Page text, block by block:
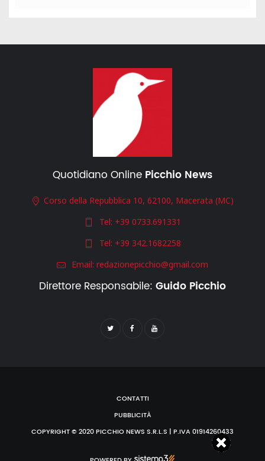
Quotidiano Online Picchio News
Corso della Repubblica 10, 62100, Macerata (MC)
Tel: +39 0733.691331
Tel: +39 342.1682258
Email: redazionepicchio@gmail.com
Direttore Responsabile: Guido Picchio
CONTATTI
PUBBLICITÀ
COPYRIGHT © 2020 PICCHIO NEWS S.R.L.S | P.IVA 01914260433